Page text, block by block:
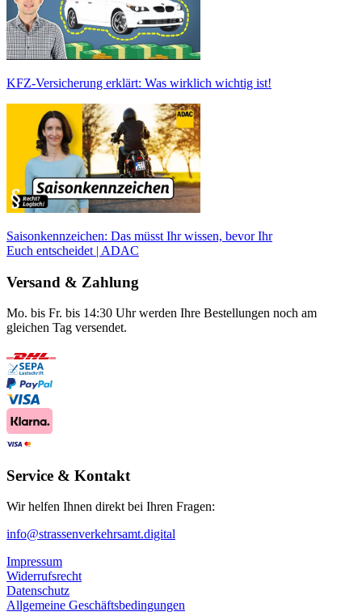
KFZ-Versicherung erklärt: Was wirklich wichtig ist!
Saisonkennzeichen: Das müsst Ihr wissen, bevor Ihr
Euch entscheidet | ADAC
Versand & Zahlung
Mo. bis Fr. bis 14:30 Uhr werden Ihre Bestellungen noch am
gleichen Tag versendet.
Service & Kontakt
Wir helfen Ihnen direkt bei Ihren Fragen:
info@strassenverkehrsamt.digital
Impressum
Widerrufsrecht
Datenschutz
Allgemeine Geschäftsbedingungen